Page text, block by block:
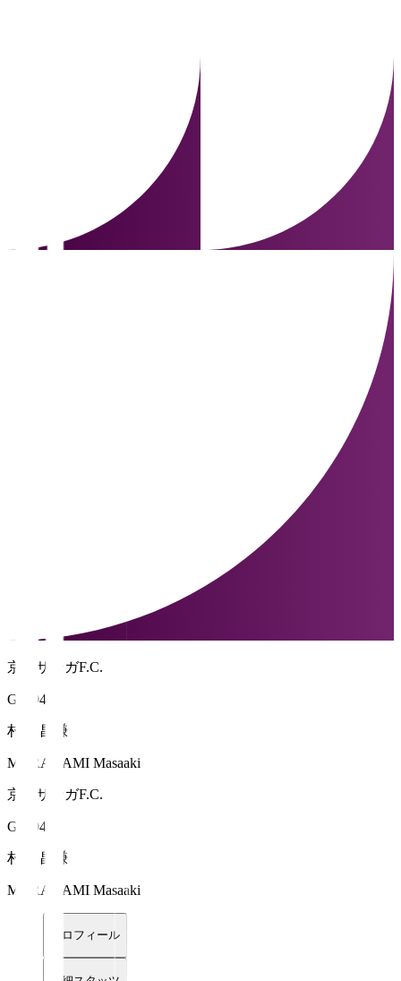
京都サンガF.C.
GK 94
村上 昌謙
MURAKAMI Masaaki
京都サンガF.C.
GK 94
村上 昌謙
MURAKAMI Masaaki
プロフィール